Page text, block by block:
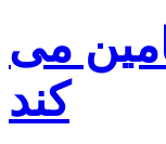
تامین می
کند